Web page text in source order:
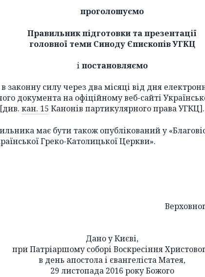
проголошуємо
Правильник підготовки та презентації
головної теми Синоду Єпископів УГКЦ
іпостановляємо
законну силу через два місяці від дня
документа на офіційному веб-сайті
кан. 15 Канонів партикулярного права УГКЦ].
має бути також опублікований у
Греко-Католицької Церкви».
Дано у Києві,
при Патріаршому соборі Воскресіння
в день апостола і євангеліста Матея,
29 листопада 2016 року Божого